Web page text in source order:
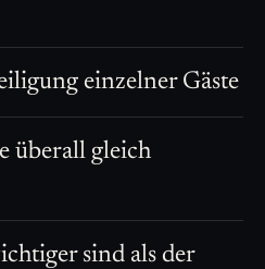
einzelner Gäste
überall gleich
sind als der